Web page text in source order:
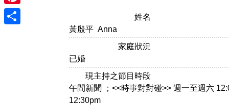
Pinterest
姓名
黃殷平 Anna
家庭狀況
已婚
現主持之節目時段
午間新聞 ；<<時事對對碰>> 週一至週六
12:30pm